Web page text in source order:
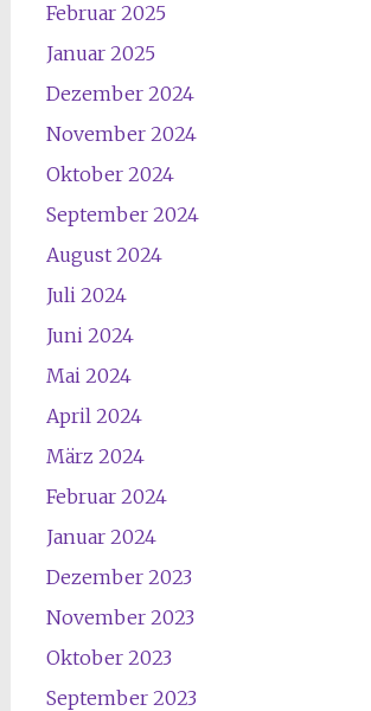
Februar 2025
Januar 2025
Dezember 2024
November 2024
Oktober 2024
September 2024
August 2024
Juli 2024
Juni 2024
Mai 2024
April 2024
März 2024
Februar 2024
Januar 2024
Dezember 2023
November 2023
Oktober 2023
September 2023